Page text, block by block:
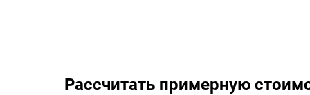
Рассчитать примерную